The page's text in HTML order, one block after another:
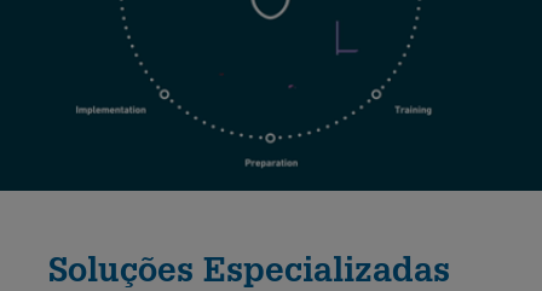
Soluções Especializadas